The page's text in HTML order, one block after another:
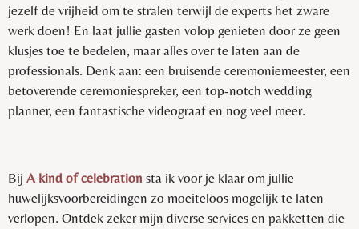
jezelf de vrijheid om te stralen terwijl de experts het zware
werk doen! En laat jullie gasten volop genieten door ze geen
klusjes toe te bedelen, maar alles over te laten aan de
professionals. Denk aan: een bruisende ceremoniemeester, een
betoverende ceremoniespreker, een top-notch wedding
planner, een fantastische videograaf en nog veel meer.
Bij A kind of celebration sta ik voor je klaar om jullie
huwelijksvoorbereidingen zo moeiteloos mogelijk te laten
verlopen. Ontdek zeker mijn diverse services en pakketten die